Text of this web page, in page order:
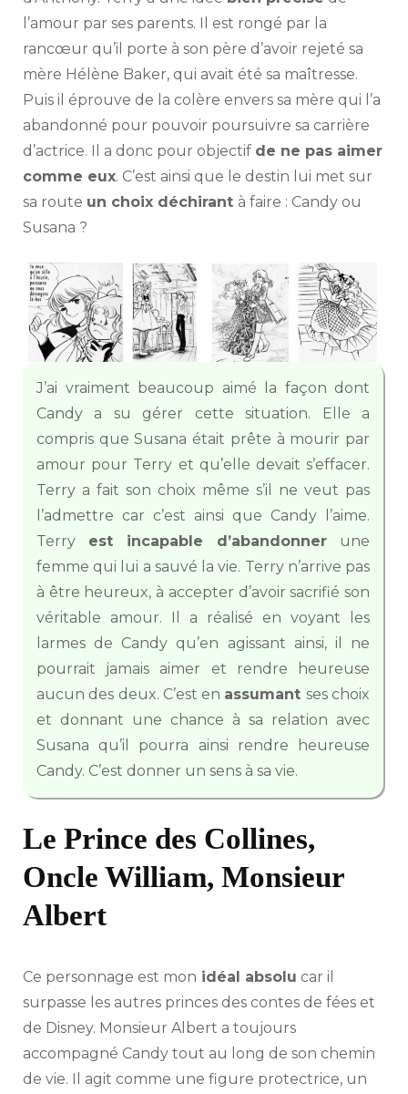
l’amour par ses parents. Il est rongé par la
rancœur qu’il porte à son père d’avoir rejeté sa
mère Hélène Baker, qui avait été sa maîtresse.
Puis il éprouve de la colère envers sa mère qui l’a
abandonné pour pouvoir poursuivre sa carrière
d’actrice. Il a donc pour objectif de ne pas aimer
comme eux. C’est ainsi que le destin lui met sur
sa route un choix déchirant à faire : Candy ou
Susana ?
J’ai vraiment beaucoup aimé la façon dont
Candy a su gérer cette situation. Elle a
compris que Susana était prête à mourir par
amour pour Terry et qu’elle devait s’effacer.
Terry a fait son choix même s’il ne veut pas
l’admettre car c’est ainsi que Candy l’aime.
Terry est incapable d’abandonner une
femme qui lui a sauvé la vie. Terry n’arrive pas
à être heureux, à accepter d’avoir sacrifié son
véritable amour. Il a réalisé en voyant les
larmes de Candy qu’en agissant ainsi, il ne
pourrait jamais aimer et rendre heureuse
aucun des deux. C’est en assumant ses choix
et donnant une chance à sa relation avec
Susana qu’il pourra ainsi rendre heureuse
Candy. C’est donner un sens à sa vie.
Le Prince des Collines,
Oncle William, Monsieur
Albert
Ce personnage est mon idéal absolu car il
surpasse les autres princes des contes de fées et
de Disney. Monsieur Albert a toujours
accompagné Candy tout au long de son chemin
de vie. Il agit comme une figure protectrice, un